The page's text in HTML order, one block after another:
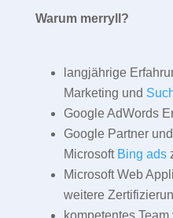
Warum merryll?
langjährige
Marketing und
Google AdWords
Google Partner und
Microsoft Bing ads
Microsoft Web
weitere
kompetentes